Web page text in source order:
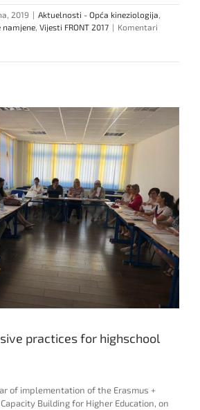
2019 | Aktuelnosti - Opća kineziologija,
namjene, Vijesti FRONT 2017 | Komentari
practices for highschool
of implementation of the Erasmus +
Building for Higher Education, on